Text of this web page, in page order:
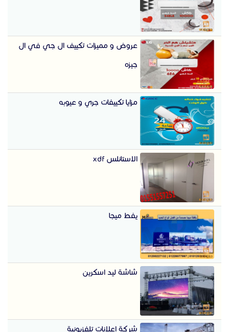
عروض و مميزات تكييف ال جي في ال
جيزه
مزايا تكييفات جري و عيوبه
الاستانلس xdf
يفط ميجا
شاشة ليد اسكرين
شركة اعلانات تلفزيونية